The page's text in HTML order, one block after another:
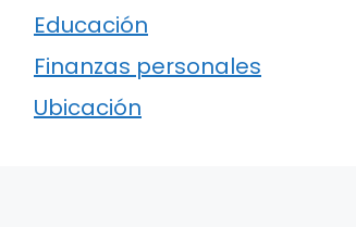
Educación
Finanzas personales
Ubicación